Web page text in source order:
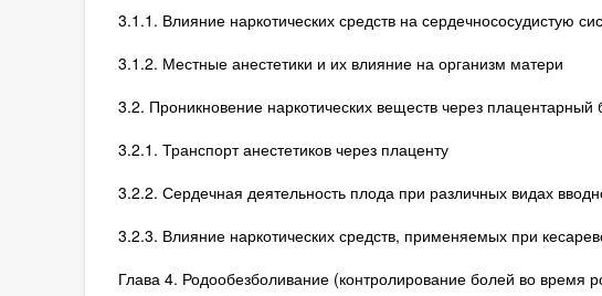
3.1.1. Влияние наркотических средств на сердечнососудистую
3.1.2. Местные анестетики и их влияние на организм матери
3.2. Проникновение наркотических веществ через
3.2.1. Транспорт анестетиков через плаценту
3.2.2. Сердечная деятельность плода при различных видах
3.2.3. Влияние наркотических средств, применяемых при
Глава 4. Родообезболивание (контролирование болей во время